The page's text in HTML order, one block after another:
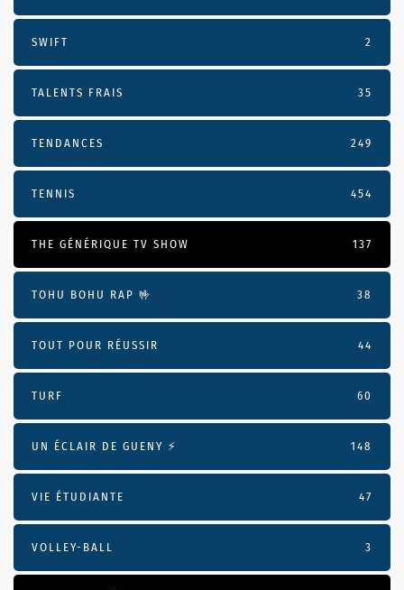
SWIFT 2
TALENTS FRAIS 35
TENDANCES 249
TENNIS 454
THE GÉNÉRIQUE TV SHOW 137
TOHU BOHU RAP 🤟 38
TOUT POUR RÉUSSIR 44
TURF 60
UN ÉCLAIR DE GUENY ⚡️ 148
VIE ÉTUDIANTE 47
VOLLEY-BALL 3